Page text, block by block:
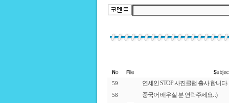
59 연세인 STOP 사진클럽 출사 합니다.
58 중국어 배우실 분 연락주세요. :)